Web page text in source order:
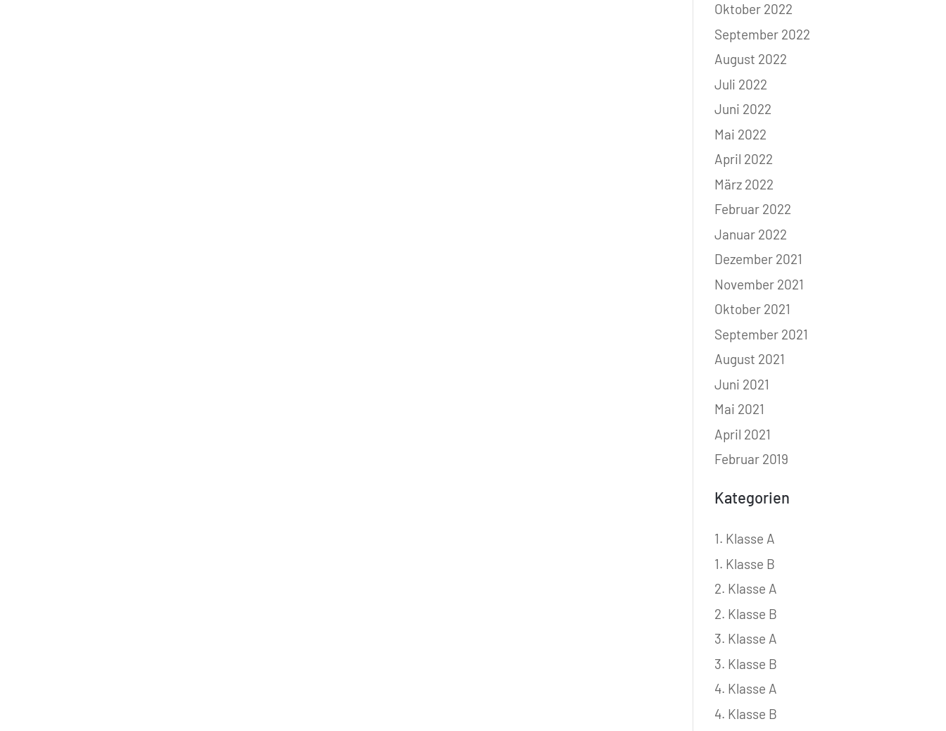
Oktober 2022
September 2022
August 2022
Juli 2022
Juni 2022
Mai 2022
April 2022
März 2022
Februar 2022
Januar 2022
Dezember 2021
November 2021
Oktober 2021
September 2021
August 2021
Juni 2021
Mai 2021
April 2021
Februar 2019
Kategorien
1. Klasse A
1. Klasse B
2. Klasse A
2. Klasse B
3. Klasse A
3. Klasse B
4. Klasse A
4. Klasse B